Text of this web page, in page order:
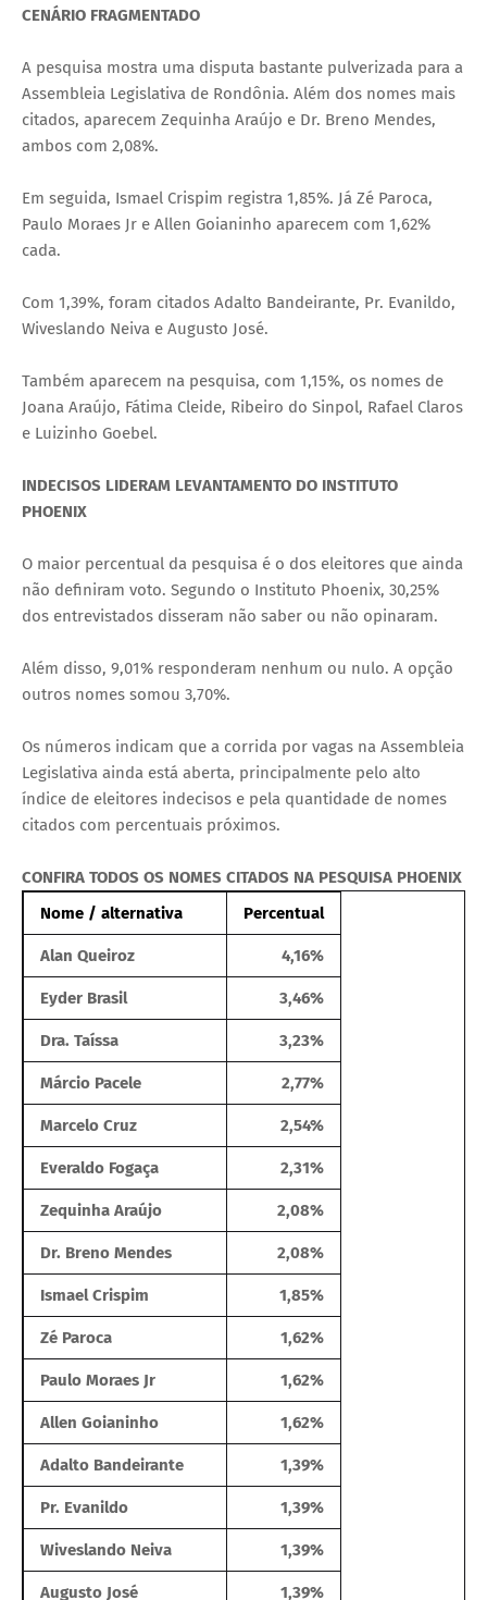
CENÁRIO FRAGMENTADO
A pesquisa mostra uma disputa bastante pulverizada para a
Assembleia Legislativa de Rondônia. Além dos nomes mais
citados, aparecem Zequinha Araújo e Dr. Breno Mendes,
ambos com 2,08%.
Em seguida, Ismael Crispim registra 1,85%. Já Zé Paroca,
Paulo Moraes Jr e Allen Goianinho aparecem com 1,62%
cada.
Com 1,39%, foram citados Adalto Bandeirante, Pr. Evanildo,
Wiveslando Neiva e Augusto José.
Também aparecem na pesquisa, com 1,15%, os nomes de
Joana Araújo, Fátima Cleide, Ribeiro do Sinpol, Rafael Claros
e Luizinho Goebel.
INDECISOS LIDERAM LEVANTAMENTO DO INSTITUTO
PHOENIX
O maior percentual da pesquisa é o dos eleitores que ainda
não definiram voto. Segundo o Instituto Phoenix, 30,25%
dos entrevistados disseram não saber ou não opinaram.
Além disso, 9,01% responderam nenhum ou nulo. A opção
outros nomes somou 3,70%.
Os números indicam que a corrida por vagas na Assembleia
Legislativa ainda está aberta, principalmente pelo alto
índice de eleitores indecisos e pela quantidade de nomes
citados com percentuais próximos.
CONFIRA TODOS OS NOMES CITADOS NA PESQUISA PHOENIX
Nome / alternativa
Percentual
Alan Queiroz 4,16%
Eyder Brasil 3,46%
Dra. Taíssa 3,23%
Márcio Pacele 2,77%
Marcelo Cruz 2,54%
Everaldo Fogaça 2,31%
Zequinha Araújo 2,08%
Dr. Breno Mendes 2,08%
Ismael Crispim 1,85%
Zé Paroca 1,62%
Paulo Moraes Jr 1,62%
Allen Goianinho 1,62%
Adalto Bandeirante 1,39%
Pr. Evanildo 1,39%
Wiveslando Neiva 1,39%
Augusto José 1,39%